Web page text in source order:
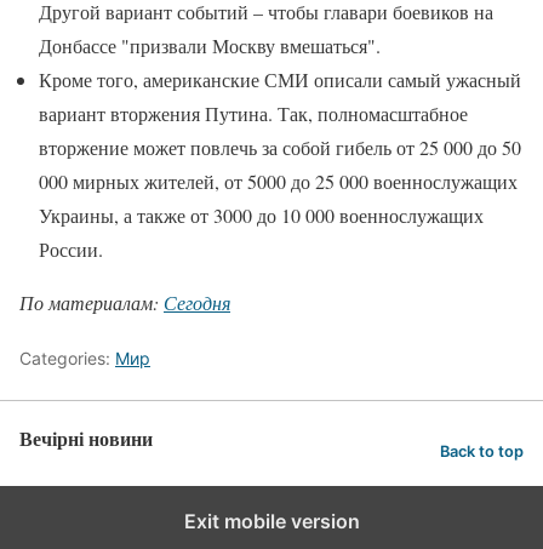
Другой вариант событий – чтобы главари боевиков на
Донбассе "призвали Москву вмешаться".
Кроме того, американские СМИ описали самый ужасный
вариант вторжения Путина. Так, полномасштабное
вторжение может повлечь за собой гибель от 25 000 до 50
000 мирных жителей, от 5000 до 25 000 военнослужащих
Украины, а также от 3000 до 10 000 военнослужащих
России.
По материалам: Сегодня
Categories: Мир
Вечірні новини Back to top
Exit mobile version